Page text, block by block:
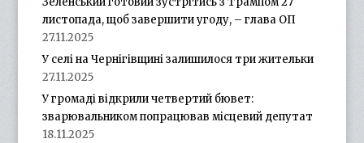
листопада, щоб завершити угоду, – глава ОП
27.11.2025
У селі на Чернігівщині залишилося три жительки
27.11.2025
У громаді відкрили четвертий бювет:
зварювальником попрацював місцевий депутат
18.11.2025